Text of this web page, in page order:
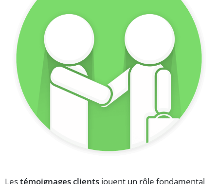
Lestémoignages clients jouent un rôle fondamental